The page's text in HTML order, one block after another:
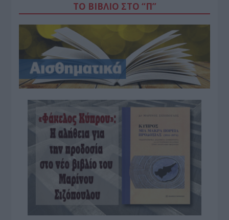
ΤΟ ΒΙΒΛΙΟ ΣΤΟ “Π”